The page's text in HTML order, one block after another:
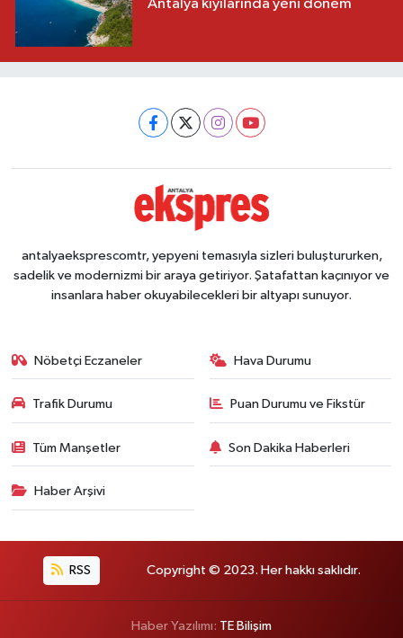
Antalya kıyılarında yeni dönem
antalyaeksprescomtr, yepyeni temasıyla sizleri buluştururken,
sadelik ve modernizmi bir araya getiriyor. Şatafattan kaçınıyor ve
insanlara haber okuyabilecekleri bir altyapı sunuyor.
Nöbetçi Eczaneler Hava Durumu
Trafik Durumu Puan Durumu ve Fikstür
Tüm Manşetler Son Dakika Haberleri
Haber Arşivi
RSS Copyright © 2023. Her hakkı saklıdır.
Haber Yazılımı: TE Bilişim